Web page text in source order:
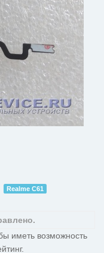
Realme C61
иметь возможность